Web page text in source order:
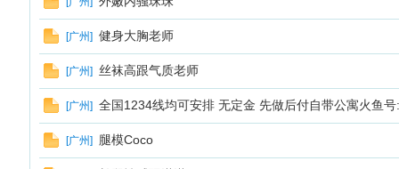
[广州] 健身大胸老师
[广州] 丝袜高跟气质老师
[广州] 全国1234线均可安排 无定金 先做后付自带公寓火鱼
[广州] 腿模Coco